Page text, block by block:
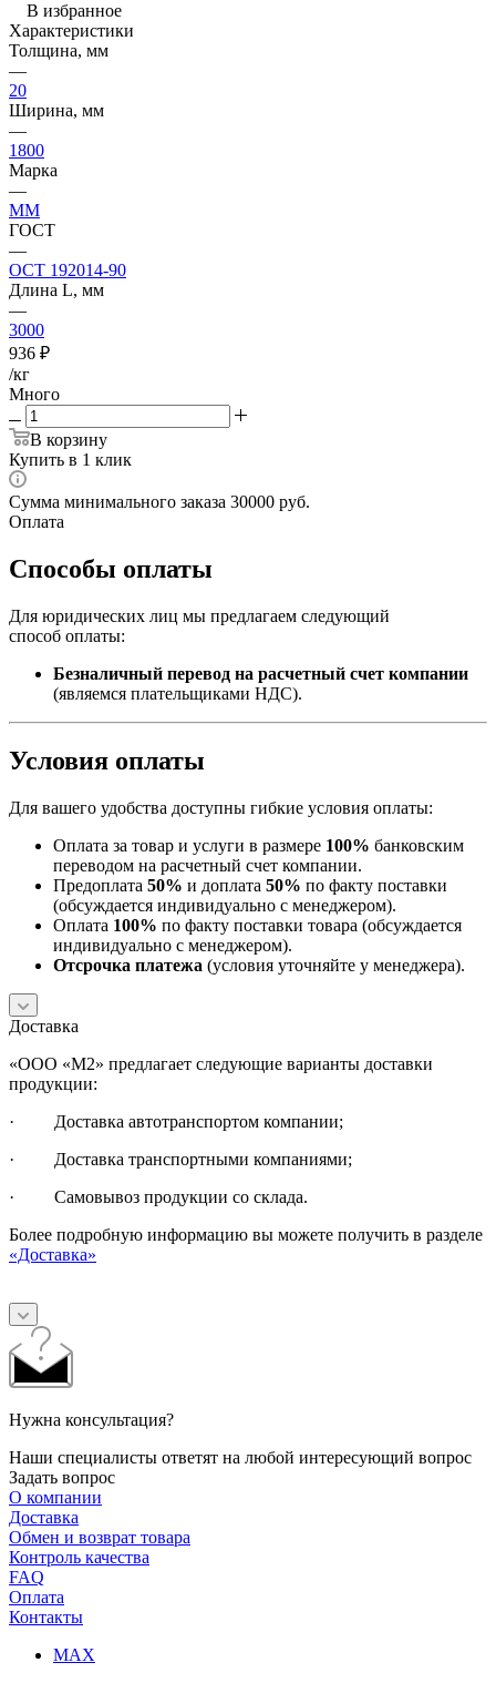
В избранное
Характеристики
Толщина, мм
—
20
Ширина, мм
—
1800
Марка
—
ММ
ГОСТ
—
ОСТ 192014-90
Длина L, мм
—
3000
936 ₽
/кг
Много
В корзину
Купить в 1 клик
Сумма минимального заказа 30000 руб.
Оплата
Способы оплаты
Для юридических лиц мы предлагаем следующий
способ оплаты:
Безналичный перевод на расчетный счет компании
(являемся плательщиками НДС).
Условия оплаты
Для вашего удобства доступны гибкие условия оплаты:
Оплата за товар и услуги в размере 100% банковским
переводом на расчетный счет компании.
Предоплата 50% и доплата 50% по факту поставки
(обсуждается индивидуально с менеджером).
Оплата 100% по факту поставки товара (обсуждается
индивидуально с менеджером).
Отсрочка платежа (условия уточняйте у менеджера).
Доставка
«ООО «М2» предлагает следующие варианты доставки
продукции:
· Доставка автотранспортом компании;
· Доставка транспортными компаниями;
· Самовывоз продукции со склада.
Более подробную информацию вы можете получить в разделе
«Доставка»
Нужна консультация?
Наши специалисты ответят на любой интересующий вопрос
Задать вопрос
О компании
Доставка
Обмен и возврат товара
Контроль качества
FAQ
Оплата
Контакты
MAX